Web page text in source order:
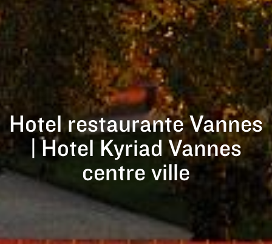
Hotel restaurante Vannes
| Hotel Kyriad Vannes
centre ville